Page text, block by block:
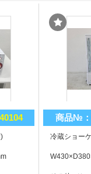
商品№：
冷蔵ショー